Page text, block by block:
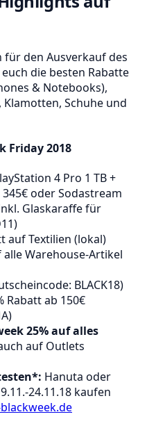
für den Ausverkauf des
die besten Rabatte
& Notebooks),
Schuhe und
Friday 2018
4 Pro 1 TB +
oder Sodastream
Glaskaraffe für
auf Textilien (lokal)
alle Warehouse-Artikel
BLACK18)
Rabatt ab 150€
25% auf alles
auf Outlets
Hanuta oder
24.11.18 kaufen